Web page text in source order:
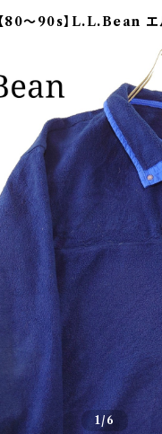
【80～90s】L.L.Bean エ
ンライン古着屋
1/6